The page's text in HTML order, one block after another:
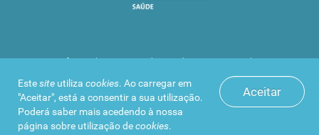
Aceitar
Estesite utiliza cookies. Ao carregar em
"Aceitar", está a consentir a sua utilização.
Poderá saber mais acedendo à nossa
página sobre utilização decookies.
Infarmed © 2016. Todos os direitos reservados